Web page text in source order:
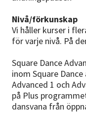
Nivå/förkunskap
Vi håller kurser i
för varje nivå. På
Square Dance
inom Square
Advanced 1 och
på Plus
dansvana från